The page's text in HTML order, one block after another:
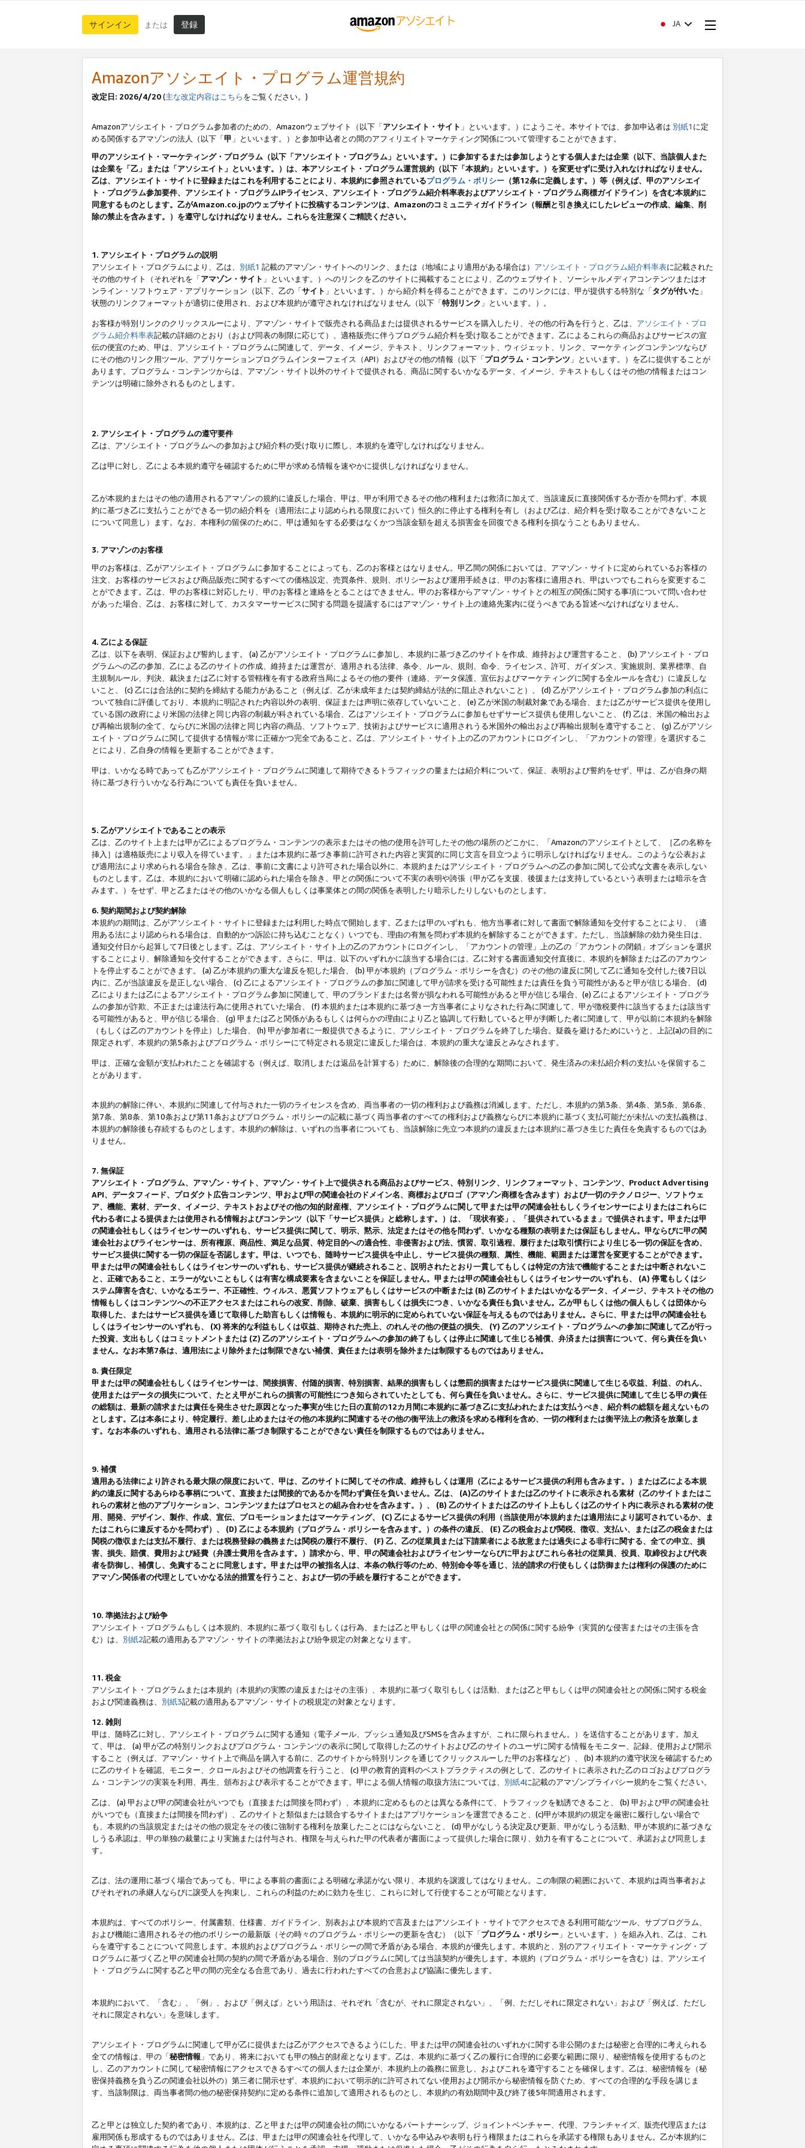
サインイン または 登録 JA
Amazonアソシエイト・プログラム運営規約
改定日: 2026/4/20(主な改定内容はこちらをご覧ください。)
Amazonアソシエイト・プログラム参加者のための、Amazonウェブサイト（以下「アソシエイト・サイト 」といいます。）にようこそ。本サイトでは、参加申込者は 別紙1 に定
める関係するアマゾンの法人（以下「甲 」といいます。）と参加申込者との間のアフィリエイトマーケティング関係について管理することができます。
甲のアソシエイト・マーケティング・プログラム（以下「アソシエイト・プログラム」といいます。）に参加するまたは参加しようとする個人または企業（以下、当該個人また
は企業を「乙」または「アソシエイト」といいます。）は、本アソシエイト・プログラム運営規約（以下「本規約」といいます。）を変更せずに受け入れなければなりません。
乙は、アソシエイト・サイトに登録またはこれを利用することにより、本規約に参照されているプログラム・ポリシー （第12条に定義します。）等（例えば、甲のアソシエイ
ト・プログラム参加要件、アソシエイト・プログラムIPライセンス、アソシエイト・プログラム紹介料率表およびアソシエイト・プログラム商標ガイドライン）を含む本規約に
同意するものとします。乙がAmazon.co.jpのウェブサイトに投稿するコンテンツは、Amazonのコミュニティガイドライン（報酬と引き換えにしたレビューの作成、編集、削
除の禁止を含みます。）を遵守しなければなりません。これらを注意深くご精読ください。
1. アソシエイト・プログラムの説明
アソシエイト・プログラムにより、乙は、 別紙1 記載のアマゾン・サイトへのリンク、または（地域により適用がある場合は） アソシエイト・プログラム紹介料率表に記載された
その他のサイト（それぞれを「アマゾン・サイト 」といいます。）へのリンクを乙のサイトに掲載することにより、乙のウェブサイト、ソーシャルメディアコンテンツまたはオ
ンライン・ソフトウェア・アプリケーション（以下、乙の「サイト 」といいます。）から紹介料を得ることができます。このリンクには、甲が提供する特別な「タグが付いた 」
状態のリンクフォーマットが適切に使用され、および本規約が遵守されなければなりません（以下「特別リンク 」といいます。）。
お客様が特別リンクのクリックスルーにより、アマゾン・サイトで販売される商品または提供されるサービスを購入したり、その他の行為を行うと、乙は、 アソシエイト・プロ
グラム紹介料率表記載の詳細のとおり（および同表の制限に応じて）、適格販売に伴うプログラム紹介料を受け取ることができます。乙によるこれらの商品およびサービスの宣
伝の便宜のため、甲は、アソシエイト・プログラムに関連して、データ、イメージ、テキスト、リンクフォーマット、ウィジェット、リンク、マーケティングコンテンツならび
にその他のリンク用ツール、アプリケーションプログラムインターフェイス（API）およびその他の情報（以下「プログラム・コンテンツ 」といいます。）を乙に提供することが
あります。プログラム・コンテンツからは、アマゾン・サイト以外のサイトで提供される、商品に関するいかなるデータ、イメージ、テキストもしくはその他の情報またはコン
テンツは明確に除外されるものとします。
2. アソシエイト・プログラムの遵守要件
乙は、アソシエイト・プログラムへの参加および紹介料の受け取りに際し、本規約を遵守しなければなりません。
乙は甲に対し、乙による本規約遵守を確認するために甲が求める情報を速やかに提供しなければなりません。
乙が本規約またはその他の適用されるアマゾンの規約に違反した場合、甲は、甲が利用できるその他の権利または救済に加えて、当該違反に直接関係するか否かを問わず、本規
約に基づき乙に支払うことができる一切の紹介料を（適用法により認められる限度において）恒久的に停止する権利を有し（および乙は、紹介料を受け取ることができないこと
について同意し）ます。なお、本権利の留保のために、甲は通知をする必要はなくかつ当該金額を超える損害金を回復できる権利を損なうこともありません。
3. アマゾンのお客様
甲のお客様は、乙がアソシエイト・プログラムに参加することによっても、乙のお客様とはなりません。甲乙間の関係においては、アマゾン・サイトに定められているお客様の
注文、お客様のサービスおよび商品販売に関するすべての価格設定、売買条件、規則、ポリシーおよび運用手続きは、甲のお客様に適用され、甲はいつでもこれらを変更するこ
とができます。乙は、甲のお客様に対応したり、甲のお客様と連絡をとることはできません。甲のお客様からアマゾン・サイトとの相互の関係に関する事項について問い合わせ
があった場合、乙は、お客様に対して、カスタマーサービスに関する問題を提議するにはアマゾン・サイト上の連絡先案内に従うべきである旨述べなければなりません。
4. 乙による保証
乙は、以下を表明、保証および誓約します。 (a) 乙がアソシエイト・プログラムに参加し、本規約に基づき乙のサイトを作成、維持および運営すること、 (b) アソシエイト・プロ
グラムへの乙の参加、乙による乙のサイトの作成、維持または運営が、適用される法律、条令、ルール、規則、命令、ライセンス、許可、ガイダンス、実施規則、業界標準、自
主規制ルール、判決、裁決または乙に対する管轄権を有する政府当局によるその他の要件（連絡、データ保護、宣伝およびマーケティングに関する全ルールを含む）に違反しな
いこと、 (c) 乙には合法的に契約を締結する能力があること（例えば、乙が未成年または契約締結が法的に阻止されないこと）、 (d) 乙がアソシエイト・プログラム参加の利点に
ついて独自に評価しており、本規約に明記された内容以外の表明、保証または声明に依存していないこと、 (e) 乙が米国の制裁対象である場合、または乙がサービス提供を使用し
ている国の政府により米国の法律と同じ内容の制裁が科されている場合、乙はアソシエイト・プログラムに参加もせずサービス提供も使用しないこと、 (f) 乙は、米国の輸出およ
び再輸出規制の全て、ならびに米国の法律と同じ内容の商品、ソフトウェア、技術およびサービスに適用されうる米国外の輸出および再輸出規制を遵守すること、 (g) 乙がアソシ
エイト・プログラムに関して提供する情報が常に正確かつ完全であること。乙は、アソシエイト・サイト上の乙のアカウントにログインし、「アカウントの管理」を選択するこ
とにより、乙自身の情報を更新することができます。
甲は、いかなる時であっても乙がアソシエイト・プログラムに関連して期待できるトラフィックの量または紹介料について、保証、表明および誓約をせず、甲は、乙が自身の期
待に基づき行ういかなる行為についても責任を負いません。
5. 乙がアソシエイトであることの表示
乙は、乙のサイト上または甲が乙によるプログラム・コンテンツの表示またはその他の使用を許可したその他の場所のどこかに、「Amazonのアソシエイトとして、［乙の名称を
挿入］は適格販売により収入を得ています。」または本規約に基づき事前に許可された内容と実質的に同じ文言を目立つように明示しなければなりません。このような公表およ
び適用法により求められる場合を除き、乙は、事前に文書により許可された場合以外に、本規約またはアソシエイト・プログラムへの乙の参加に関して公式な文書を表示しない
ものとします。乙は、本規約において明確に認められた場合を除き、甲との関係について不実の表明や誇張（甲が乙を支援、後援または支持しているという表明または暗示を含
みます。）をせず、甲と乙またはその他のいかなる個人もしくは事業体との間の関係を表明したり暗示したりしないものとします。
6. 契約期間および契約解除
本規約の期間は、乙がアソシエイト・サイトに登録または利用した時点で開始します。乙または甲のいずれも、他方当事者に対して書面で解除通知を交付することにより、（適
用ある法により認められる場合は、自動的かつ訴訟に持ち込むことなく）いつでも、理由の有無を問わず本規約を解除することができます。ただし、当該解除の効力発生日は、
通知交付日から起算して7日後とします。乙は、アソシエイト・サイト上の乙のアカウントにログインし、「アカウントの管理」上の乙の「アカウントの閉鎖」オプションを選択
することにより、解除通知を交付することができます。さらに、甲は、以下のいずれかに該当する場合には、乙に対する書面通知交付直後に、本規約を解除または乙のアカウン
トを停止することができます。 (a) 乙が本規約の重大な違反を犯した場合、 (b) 甲が本規約（プログラム・ポリシーを含む）のその他の違反に関して乙に通知を交付した後7日以
内に、乙が当該違反を是正しない場合、 (c) 乙によるアソシエイト・プログラムの参加に関連して甲が請求を受ける可能性または責任を負う可能性があると甲が信じる場合、 (d)
乙によりまたは乙によるアソシエイト・プログラム参加に関連して、甲のブランドまたは名誉が損なわれる可能性があると甲が信じる場合、(e) 乙によるアソシエイト・プログラ
ムの参加が詐欺、不正または違法行為に使用されていた場合、 (f) 本規約または本規約に基づき一方当事者によりなされた行為に関連して、甲が徴税要件に該当するまたは該当す
る可能性があると、甲が信じる場合、 (g) 甲または乙と関係があるもしくは何らかの理由により乙と協調して行動していると甲が判断した者に関連して、甲が以前に本規約を解除
（もしくは乙のアカウントを停止）した場合、 (h) 甲が参加者に一般提供できるように、アソシエイト・プログラムを終了した場合。疑義を避けるためにいうと、上記(a)の目的に
限定されず、本規約の第5条およびプログラム・ポリシーにて特定される規定に違反した場合は、本規約の重大な違反とみなされます。
甲は、正確な金額が支払われたことを確認する（例えば、取消しまたは返品を計算する）ために、解除後の合理的な期間において、発生済みの未払紹介料の支払いを保留するこ
とがあります。
本規約の解除に伴い、本規約に関連して付与された一切のライセンスを含め、両当事者の一切の権利および義務は消滅します。ただし、本規約の第3条、第4条、第5条、第6条、
第7条、第8条、第10条および第11条およびプログラム・ポリシーの記載に基づく両当事者のすべての権利および義務ならびに本規約に基づく支払可能だが未払いの支払義務は、
本規約の解除後も存続するものとします。本規約の解除は、いずれの当事者についても、当該解除に先立つ本規約の違反または本規約に基づき生じた責任を免責するものではあ
りません。
7. 無保証
アソシエイト・プログラム、アマゾン・サイト、アマゾン・サイト上で提供される商品およびサービス、特別リンク、リンクフォーマット、コンテンツ、Product Advertising
API、データフィード、プロダクト広告コンテンツ、甲および甲の関連会社のドメイン名、商標およびロゴ（アマゾン商標を含みます）および一切のテクノロジー、ソフトウェ
ア、機能、素材、データ、イメージ、テキストおよびその他の知的財産権、アソシエイト・プログラムに関して甲または甲の関連会社もしくライセンサーによりまたはこれらに
代わる者による提供または使用される情報およびコンテンツ（以下「サービス提供」と総称します。）は、「現状有姿」、「提供されているまま」で提供されます。甲または甲
の関連会社もしくはライセンサーのいずれも、サービス提供に関して、明示、黙示、法定またはその他を問わず、いかなる種類の表明または保証もしません。甲ならびに甲の関
連会社およびライセンサーは、所有権原、商品性、満足な品質、特定目的への適合性、非侵害および法、慣習、取引過程、履行または取引慣行により生じる一切の保証を含め、
サービス提供に関する一切の保証を否認します。甲は、いつでも、随時サービス提供を中止し、サービス提供の種類、属性、機能、範囲または運営を変更することができます。
甲または甲の関連会社もしくはライセンサーのいずれも、サービス提供が継続されること、説明されたとおり一貫してもしくは特定の方法で機能することまたは中断されないこ
と、正確であること、エラーがないこともしくは有害な構成要素を含まないことを保証しません。甲または甲の関連会社もしくはライセンサーのいずれも、 (A) 停電もしくはシ
ステム障害を含む、いかなるエラー、不正確性、ウィルス、悪質ソフトウェアもしくはサービスの中断または (B) 乙のサイトまたはいかなるデータ、イメージ、テキストその他の
情報もしくはコンテンツへの不正アクセスまたはこれらの改変、削除、破棄、損害もしくは損失につき、いかなる責任も負いません。乙が甲もしくは他の個人もしくは団体から
取得した、またはサービス提供を通じて取得した助言もしくは情報も、本規約に明示的に定められていない保証を与えるものではありません。さらに、甲または甲の関連会社も
しくはライセンサーのいずれも、 (X) 将来的な利益もしくは収益、期待された売上、のれんその他の便益の損失、 (Y) 乙のアソシエイト・プログラムへの参加に関連して乙が行っ
た投資、支出もしくはコミットメントまたは (Z) 乙のアソシエイト・プログラムへの参加の終了もしくは停止に関連して生じる補償、弁済または損害について、何ら責任を負い
ません。なお本第7条は、適用法により除外または制限できない補償、責任または表明を除外または制限するものではありません。
8. 責任限定
甲または甲の関連会社もしくはライセンサーは、間接損害、付随的損害、特別損害、結果的損害もしくは懲罰的損害またはサービス提供に関連して生じる収益、利益、のれん、
使用またはデータの損失について、たとえ甲がこれらの損害の可能性につき知らされていたとしても、何ら責任を負いません。さらに、サービス提供に関連して生じる甲の責任
の総額は、最新の請求または責任を発生させた原因となった事実が生じた日の直前の12カ月間に本規約に基づき乙に支払われたまたは支払うべき、紹介料の総額を超えないもの
とします。乙は本条により、特定履行、差し止めまたはその他の本規約に関連するその他の衡平法上の救済を求める権利を含め、一切の権利または衡平法上の救済を放棄しま
す。なお本条のいずれも、適用される法律に基づき制限することができない責任を制限するものではありません。
9. 補償
適用ある法律により許される最大限の限度において、甲は、乙のサイトに関してその作成、維持もしくは運用（乙によるサービス提供の利用も含みます。）または乙による本規
約の違反に関するあらゆる事柄について、直接または間接的であるかを問わず責任を負いません。乙は、 (A)乙のサイトまたは乙のサイトに表示される素材（乙のサイトまたはこ
れらの素材と他のアプリケーション、コンテンツまたはプロセスとの組み合わせを含みます。）、 (B) 乙のサイトまたは乙のサイト上もしくは乙のサイト内に表示される素材の使
用、開発、デザイン、製作、作成、宣伝、プロモーションまたはマーケティング、 (C) 乙によるサービス提供の利用（当該使用が本規約または適用法により認可されているか、ま
たはこれらに違反するかを問わず）、 (D) 乙による本規約（プログラム・ポリシーを含みます。）の条件の違反、 (E) 乙の税金および関税、徴収、支払い、または乙の税金または
関税の徴収または支払不履行、または税務登録の義務または関税の履行不履行、 (F) 乙、乙の従業員または下請業者による故意または過失による非行に関する、全ての申立、損
害、損失、賠償、費用および経費（弁護士費用を含みます。）請求から、甲、甲の関連会社およびライセンサーならびに甲およびこれら各社の従業員、役員、取締役および代表
者を防御し、補償し、免責することに同意します。甲または甲の被指名人は、本条の執行等のため、特別命令等を通じ、法的請求の行使もしくは防御または権利の保護のために
アマゾン関係者の代理としていかなる法的措置を行うこと、および一切の手続を履行することができます。
10. 準拠法および紛争
アソシエイト・プログラムもしくは本規約、本規約に基づく取引もしくは行為、または乙と甲もしくは甲の関連会社との関係に関する紛争（実質的な侵害またはその主張を含
む）は、 別紙2記載の適用あるアマゾン・サイトの準拠法および紛争規定の対象となります。
11. 税金
アソシエイト・プログラムまたは本規約（本規約の実際の違反またはその主張）、本規約に基づく取引もしくは活動、または乙と甲もしくは甲の関連会社との関係に関する税金
および関連義務は、 別紙3記載の適用あるアマゾン・サイトの税規定の対象となります。
12. 雑則
甲は、随時乙に対し、アソシエイト・プログラムに関する通知（電子メール、プッシュ通知及びSMSを含みますが、これに限られません。）を送信することがあります。加え
て、甲は、 (a) 甲が乙の特別リンクおよびプログラム・コンテンツの表示に関して取得した乙のサイトおよび乙のサイトのユーザに関する情報をモニター、記録、使用および開示
すること（例えば、アマゾン・サイト上で商品を購入する前に、乙のサイトから特別リンクを通じてクリックスルーした甲のお客様など）、 (b) 本規約の遵守状況を確認するため
に乙のサイトを確認、モニター、クロールおよびその他調査を行うこと、 (c) 甲の教育的資料のベストプラクティスの例として、乙のサイトに表示された乙のロゴおよびプログラ
ム・コンテンツの実装を利用、再生、頒布および表示することができます。甲による個人情報の取扱方法については、 別紙4に記載のアマゾンプライバシー規約をご覧ください。
乙は、 (a) 甲および甲の関連会社がいつでも（直接または間接を問わず）、本規約に定めるものとは異なる条件にて、トラフィックを勧誘できること、 (b) 甲および甲の関連会社
がいつでも（直接または間接を問わず）、乙のサイトと類似または競合するサイトまたはアプリケーションを運営できること、(c)甲が本規約の規定を厳密に履行しない場合で
も、本規約の当該規定またはその他の規定をその後に強制する権利を放棄したことにはならないこと、 (d) 甲がなしうる決定及び更新、甲がなしうる活動、甲が本規約に基づきな
しうる承認は、甲の単独の裁量により実施または付与され、権限を与えられた甲の代表者が書面によって提供した場合に限り、効力を有することについて、承諾および同意しま
す。
乙は、法の運用に基づく場合であっても、甲による事前の書面による明確な承諾がない限り、本規約を譲渡してはなりません。この制限の範囲において、本規約は両当事者およ
びそれぞれの承継人ならびに譲受人を拘束し、これらの利益のために効力を生じ、これらに対して行使することが可能となります。
本規約は、すべてのポリシー、付属書類、仕様書、ガイドライン、別表および本規約で言及またはアソシエイト・サイトでアクセスできる利用可能なツール、サブプログラム、
および機能に適用されるその他のポリシーの最新版（その時々のプログラム・ポリシーの更新を含む）（以下「プログラム・ポリシー 」といいます。）を組み入れ、乙は、これ
らを遵守することについて同意します。本規約およびプログラム・ポリシーの間で矛盾がある場合、本規約が優先します。本規約と、別のアフィリエイト・マーケティング・プ
ログラムに基づく乙と甲の関連会社間の契約の間で矛盾がある場合、別のプログラムに関しては当該契約が優先します。本規約（プログラム・ポリシーを含む）は、アソシエイ
ト・プログラムに関する乙と甲の間の完全なる合意であり、過去に行われたすべての合意および協議に優先します。
本規約において、「含む」、「例」、および「例えば」という用語は、それぞれ「含むが、それに限定されない」、「例、ただしそれに限定されない」および「例えば、ただし
それに限定されない」を意味します。
アソシエイト・プログラムに関連して甲が乙に提供または乙がアクセスできるようにした、甲または甲の関連会社のいずれかに関する非公開のまたは秘密と合理的に考えられる
全ての情報は、甲の「秘密情報 」であり、将来においても甲の独占的財産となります。乙は、本規約に基づく乙の履行に合理的に必要な範囲に限り、秘密情報を使用するものと
し、乙のアカウントに関して秘密情報にアクセスできるすべての個人または企業が、本規約上の義務に留意し、およびこれを遵守することを確保します。乙は、秘密情報を（秘
密保持義務を負う乙の関連会社以外の）第三者に開示せず、本規約において明示的に許可されてない使用および開示から秘密情報を防ぐため、すべての合理的な手段を講じま
す。当該制限は、両当事者間の他の秘密保持契約に定める条件に追加して適用されるものとし、本規約の有効期間中及び終了後5年間適用されます。
乙と甲とは独立した契約者であり、本規約は、乙と甲または甲の関連会社の間にいかなるパートナーシップ、ジョイントベンチャー、代理、フランチャイズ、販売代理店または
雇用関係も形成するものではありません。乙は、甲または甲の関連会社を代理して、いかなる申込みや表明も行う権限またはこれらを承諾する権限もありません。乙が本規約に